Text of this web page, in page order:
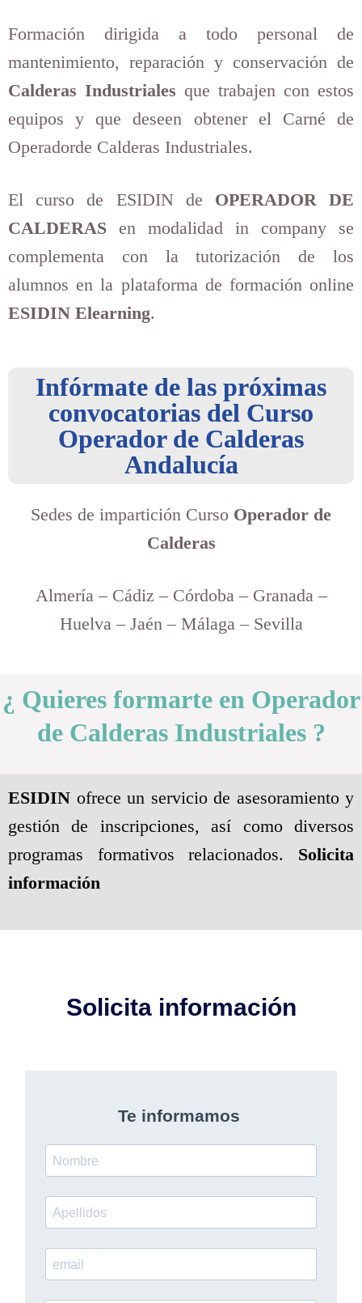
Formación dirigida a todo personal de
mantenimiento, reparación y conservación de
Calderas Industriales que trabajen con estos
equipos y que deseen obtener el Carné de
Operadorde Calderas Industriales.
El curso de ESIDIN de OPERADOR DE
CALDERAS en modalidad in company se
complementa con la tutorización de los
alumnos en la plataforma de formación online
ESIDIN Elearning.
Infórmate de las próximas
convocatorias del Curso
Operador de Calderas
Andalucía
Sedes de impartición Curso Operador de
Calderas
Almería – Cádiz – Córdoba – Granada –
Huelva – Jaén – Málaga – Sevilla
¿ Quieres formarte en Operador
de Calderas Industriales ?
ESIDIN ofrece un servicio de asesoramiento y
gestión de inscripciones, así como diversos
programas formativos relacionados. Solicita
información
Solicita información